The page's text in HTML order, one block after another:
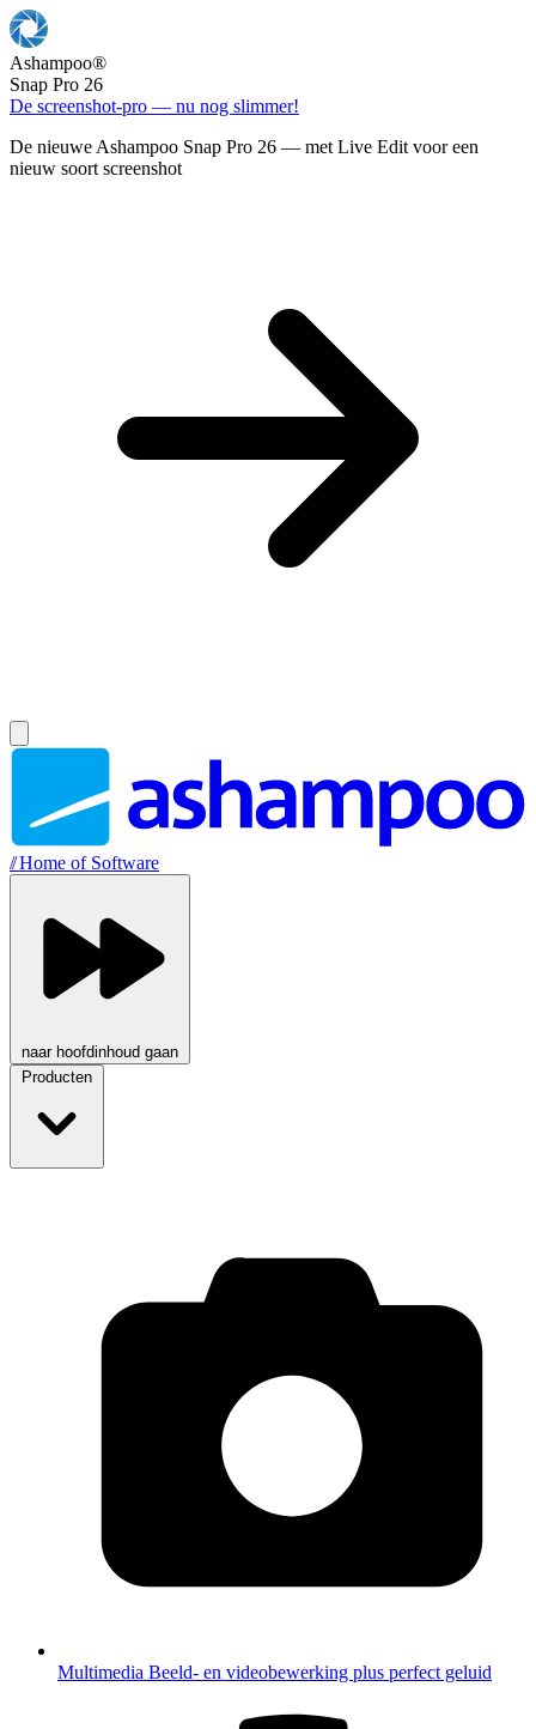
Ashampoo®
Snap Pro 26
De screenshot-pro — nu nog slimmer!
De nieuwe Ashampoo Snap Pro 26 — met Live Edit voor een
nieuw soort screenshot
//Home of Software
naar hoofdinhoud gaan
Producten
Multimedia Beeld- en videobewerking plus perfect geluid